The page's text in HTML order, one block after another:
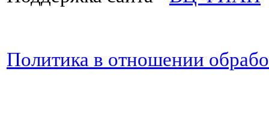
Политика в отношении